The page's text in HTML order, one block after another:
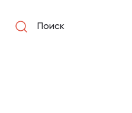
Поиск